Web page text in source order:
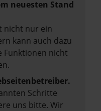
neuesten Stand
nicht nur ein
kann auch dazu
Funktionen nicht
Schritte
uns bitte. Wir